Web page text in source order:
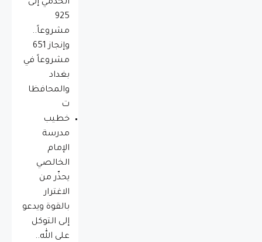
الخدمي إلى
925
مشروعاً..
وإنجاز 651
مشروعاً في
بغداد
والمحافظا
ت
خطيب
مدرسة
الإمام
الخالصي
يحذّر من
الاغترار
بالقوة ويدعو
إلى التوكل
على الله..